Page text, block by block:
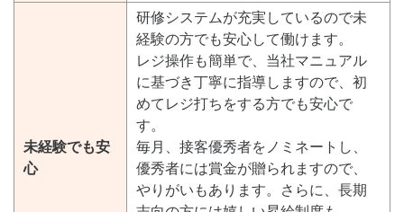
未経験でも安
心
研修システムが充実しているので未
経験の方でも安心して働けます。
レジ操作も簡単で、当社マニュアル
に基づき丁寧に指導しますので、初
めてレジ打ちをする方でも安心で
す。
毎月、接客優秀者をノミネートし、
優秀者には賞金が贈られますので、
やりがいもあります。さらに、長期